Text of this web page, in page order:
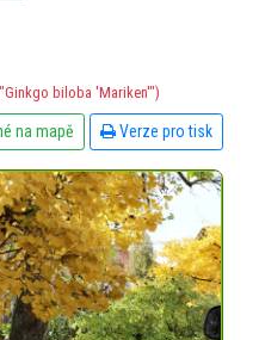
biloba 'Mariken'")
na mapě Verze pro tisk